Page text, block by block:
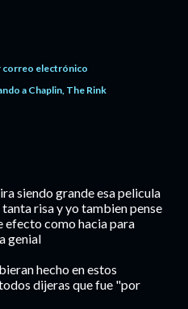
correo electrónico
a Chaplin The Rink
siendo grande esa pelicula
risa y yo tambien pense
efecto como hacia para
genial
hecho en estos
dijeras que fue "por